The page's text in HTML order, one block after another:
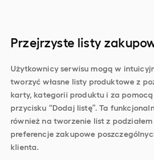
Przejrzyste listy
Użytkownicy serwisu mogą w
tworzyć własne listy produktowe z
karty, kategorii produktu i za
przycisku “Dodaj listę”. Ta
również na tworzenie list z
preferencje zakupowe
klienta.